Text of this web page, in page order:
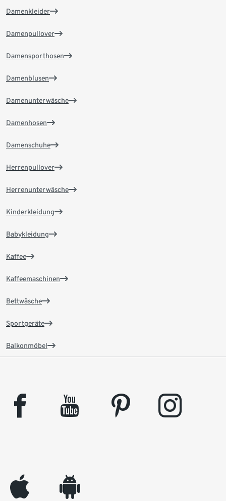
Damenkleider
Damenpullover
Damensporthosen
Damenblusen
Damenunterwäsche
Damenhosen
Damenschuhe
Herrenpullover
Herrenunterwäsche
Kinderkleidung
Babykleidung
Kaffee
Kaffeemaschinen
Bettwäsche
Sportgeräte
Balkonmöbel
facebook youtube pinterest instagram
appleinc android